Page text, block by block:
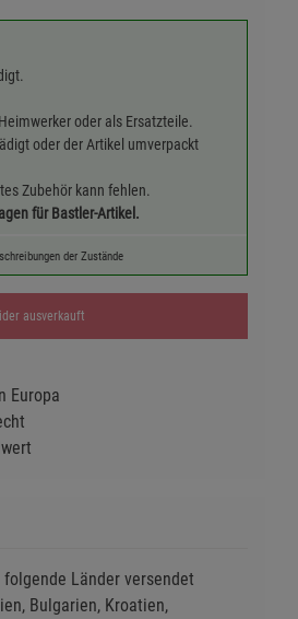
oder als Ersatzteile.
oder der Artikel umverpackt
Zubehör kann fehlen.
für Bastler-Artikel.
der Zustände
ausverkauft
Europa
Länder versendet
Bulgarien, Kroatien,